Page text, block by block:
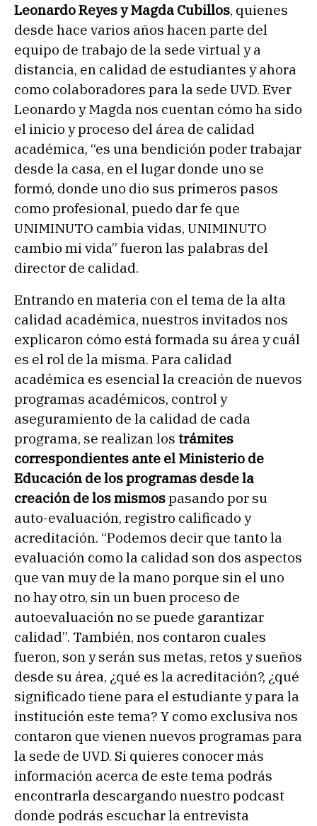
Leonardo Reyes y Magda Cubillos, quienes
desde hace varios años hacen parte del
equipo de trabajo de la sede virtual y a
distancia, en calidad de estudiantes y ahora
como colaboradores para la sede UVD. Ever
Leonardo y Magda nos cuentan cómo ha sido
el inicio y proceso del área de calidad
académica, “es una bendición poder trabajar
desde la casa, en el lugar donde uno se
formó, donde uno dio sus primeros pasos
como profesional, puedo dar fe que
UNIMINUTO cambia vidas, UNIMINUTO
cambio mi vida” fueron las palabras del
director de calidad.
Entrando en materia con el tema de la alta
calidad académica, nuestros invitados nos
explicaron cómo está formada su área y cuál
es el rol de la misma. Para calidad
académica es esencial la creación de nuevos
programas académicos, control y
aseguramiento de la calidad de cada
programa, se realizan los trámites
correspondientes ante el Ministerio de
Educación de los programas desde la
creación de los mismospasando por su
auto-evaluación, registro calificado y
acreditación. “Podemos decir que tanto la
evaluación como la calidad son dos aspectos
que van muy de la mano porque sin el uno
no hay otro, sin un buen proceso de
autoevaluación no se puede garantizar
calidad”. También, nos contaron cuales
fueron, son y serán sus metas, retos y sueños
desde su área, ¿qué es la acreditación?, ¿qué
significado tiene para el estudiante y para la
institución este tema? Y como exclusiva nos
contaron que vienen nuevos programas para
la sede de UVD. Si quieres conocer más
información acerca de este tema podrás
encontrarla descargando nuestro podcast
donde podrás escuchar la entrevista